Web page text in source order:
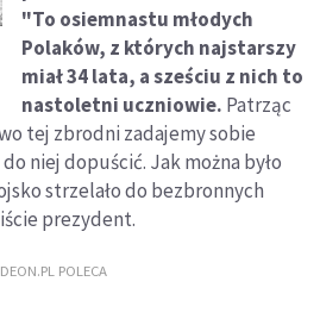
"To osiemnastu młodych
Polaków, z których najstarszy
miał 34 lata, a sześciu z nich to
nastoletni uczniowie. Patrząc
tej zbrodni zadajemy sobie
niej dopuścić. Jak można było
strzelało do bezbronnych
prezydent.
DEON.PL POLECA